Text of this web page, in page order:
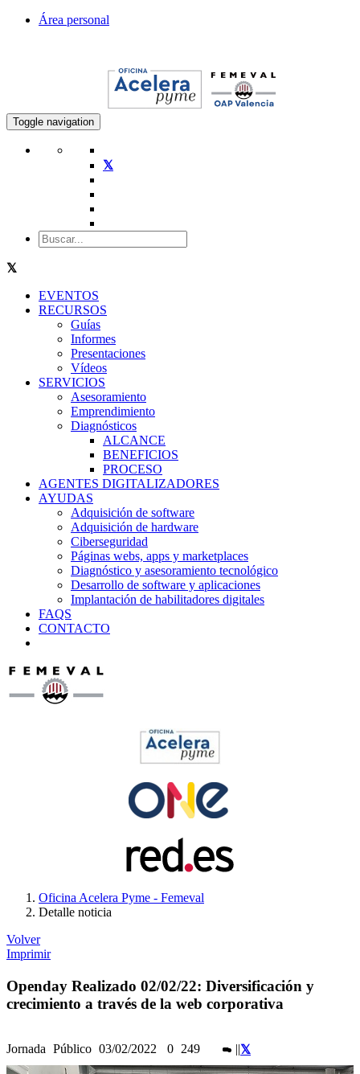
Área personal
Toggle navigation
EVENTOS
RECURSOS
Guías
Informes
Presentaciones
Vídeos
SERVICIOS
Asesoramiento
Emprendimiento
Diagnósticos
ALCANCE
BENEFICIOS
PROCESO
AGENTES DIGITALIZADORES
AYUDAS
Adquisición de software
Adquisición de hardware
Ciberseguridad
Páginas webs, apps y marketplaces
Diagnóstico y asesoramiento tecnológico
Desarrollo de software y aplicaciones
Implantación de habilitadores digitales
FAQS
CONTACTO
Oficina Acelera Pyme - Femeval
Detalle noticia
Volver
Imprimir
Openday Realizado 02/02/22: Diversificación y
crecimiento a través de la web corporativa
Jornada Público 03/02/2022 0 249 ||